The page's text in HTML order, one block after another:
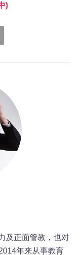
)
及正面管教，也对
年来从事教育